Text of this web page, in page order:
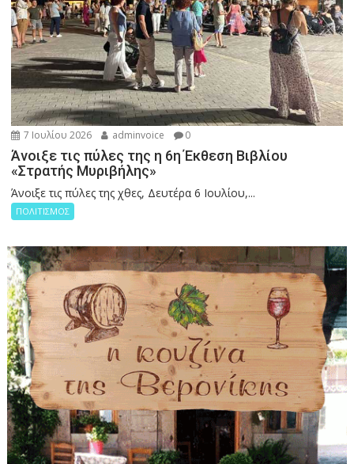
7 Ιουλίου 2026 adminvoice 0
Άνοιξε τις πύλες της η 6η Έκθεση Βιβλίου
«Στρατής Μυριβήλης»
Άνοιξε τις πύλες της χθες, Δευτέρα 6 Ιουλίου,...
ΠΟΛΙΤΙΣΜΟΣ